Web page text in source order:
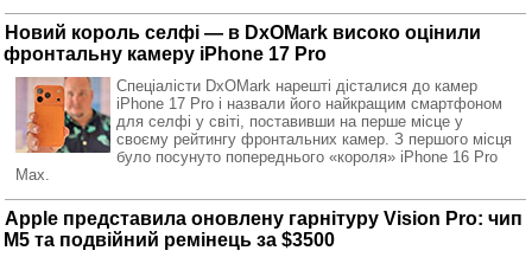
Новий король селфі — в DxOMark високо оцінили
фронтальну камеру iPhone 17 Pro
Спеціалісти DxOMark нарешті дісталися до камер
iPhone 17 Pro і назвали його найкращим смартфоном
для селфі у світі, поставивши на перше місце у
своєму рейтингу фронтальних камер. З першого місця
було посунуто попереднього «короля» iPhone 16 Pro
Max.
Apple представила оновлену гарнітуру Vision Pro: чип
M5 та подвійний ремінець за $3500